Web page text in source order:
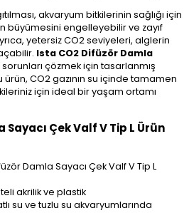
akvaryum bitkilerinin sağlığı için
büyümesini engelleyebilir ve zayıf
yetersiz CO2 seviyeleri, alglerin
Ista CO2 Difüzör Damla
sorunları çözmek için tasarlanmış
ürün, CO2 gazının su içinde tamamen
için ideal bir yaşam ortamı
Çek Valf V Tip L Ürün
Damla Sayacı Çek Valf V Tip L
akrilik ve plastik
su ve tuzlu su akvaryumlarında